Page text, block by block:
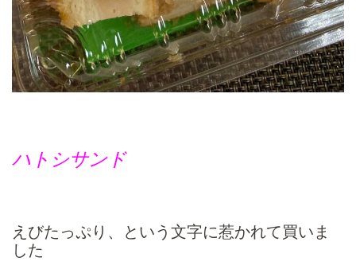
ハトシサンド
えびたっぷり、という文字に惹かれて買いま
した